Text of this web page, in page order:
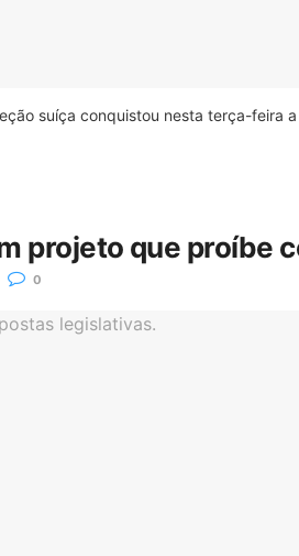
suíça conquistou nesta terça-feira
projeto que proíbe
0